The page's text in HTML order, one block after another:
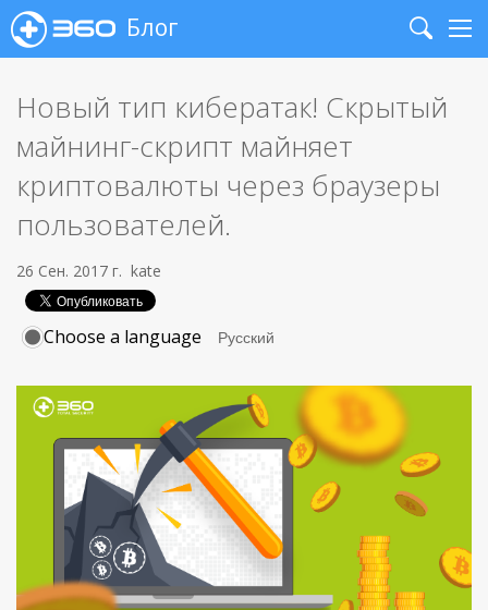
Блог
Search
Новый тип кибератак! Скрытый
майнинг-скрипт майняет
криптовалюты через браузеры
пользователей.
26 Сен. 2017 г. kate
Choose a language